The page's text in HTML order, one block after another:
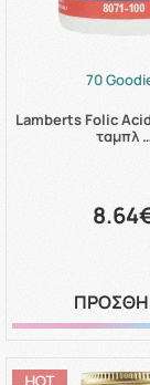
70
Lamberts Folic
ταμπλ